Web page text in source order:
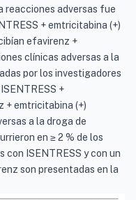
reacciones adversas fue
+ emtricitabina (+)
efavirenz +
clínicas adversas a la
por los investigadores
+
+ emtricitabina (+)
a la droga de
en ≥ 2 % de los
ISENTRESS y con un
son presentadas en la